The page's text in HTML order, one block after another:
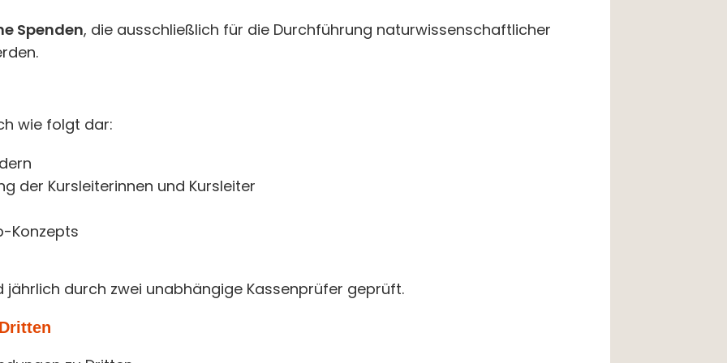
Spenden, die ausschließlich für die Durchführung naturwissenschaftlicher
wie folgt dar:
der Kursleiterinnen und Kursleiter
Konzepts
durch zwei unabhängige Kassenprüfer geprüft.